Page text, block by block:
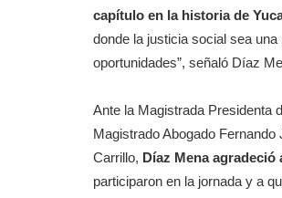
capítulo en la historia de
donde la justicia social sea
oportunidades”, señaló Díaz
Ante la Magistrada Presidenta
Magistrado Abogado
Carrillo, Díaz Mena
participaron en la jornada y a